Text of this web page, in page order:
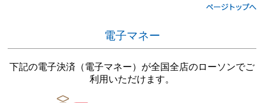
電子マネー
下記の電子決済（電子マネー）が全国全店のローソンでご
利用いただけます。